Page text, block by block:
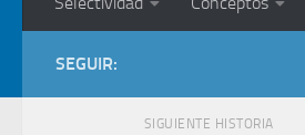
SEGUIR:
SIGUIENTE HISTORIA